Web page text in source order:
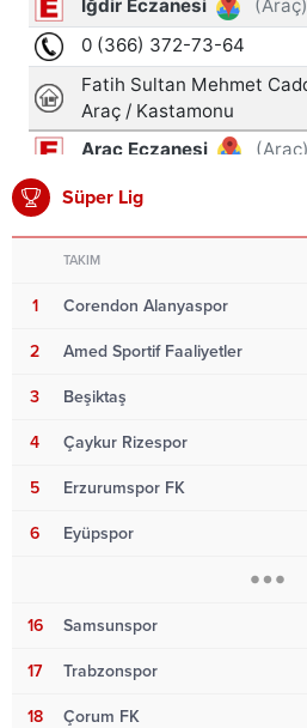
Süper Lig
TAKIM
1 Corendon Alanyaspor
2 Amed Sportif Faaliyetler
3 Beşiktaş
4 Çaykur Rizespor
5 Erzurumspor FK
6 Eyüpspor
16 Samsunspor
17 Trabzonspor
18 Çorum FK